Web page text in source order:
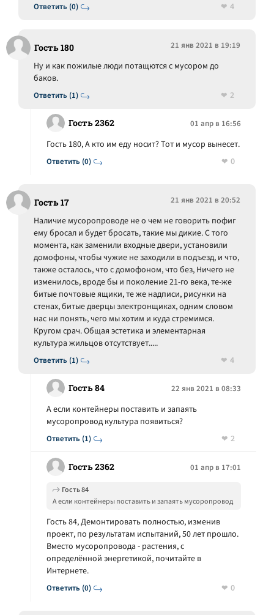
Ответить (0)
4
Гость 180 21 янв 2021 в 19:19
Ответить (1)
Ну и как пожилые люди потащются с мусором до
баков.
2
Гость 2362 01 апр в 16:56
Ответить (0)
Гость 180, А кто им еду носит? Тот и мусор вынесет.
0
Гость 17 21 янв 2021 в 20:52
Ответить (1)
Наличие мусоропроводе не о чем не говорить пофиг
ему бросал и будет бросать, такие мы дикие. С того
момента, как заменили входные двери, установили
домофоны, чтобы чужие не заходили в подъезд, и что,
также осталось, что с домофоном, что без, Ничего не
изменилось, вроде бы и поколение 21-го века, те-же
битые почтовые ящики, те же надписи, рисунки на
стенах, битые дверцы электронщиках, одним словом
нас ни понять, чего мы хотим и куда стремимся.
Кругом срач. Общая эстетика и элементарная
культура жильцов отсутствует.....
4
Гость 84 22 янв 2021 в 08:33
Ответить (1)
А если контейнеры поставить и запаять
мусоропровод культура появиться?
2
Гость 2362 01 апр в 17:01
Ответить (0)
Гость 84
А если контейнеры поставить и запаять мусоропровод
культура появиться?
Гость 84, Демонтировать полностью, изменив
проект, по результатам испытаний, 50 лет прошло.
Вместо мусоропровода - растения, с
определённой энергетикой, почитайте в
Интернете.
0